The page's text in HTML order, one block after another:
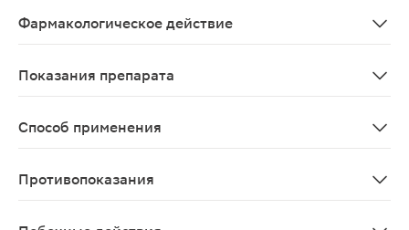
Фармакологическое действие
Показания препарата
Способ применения
Противопоказания